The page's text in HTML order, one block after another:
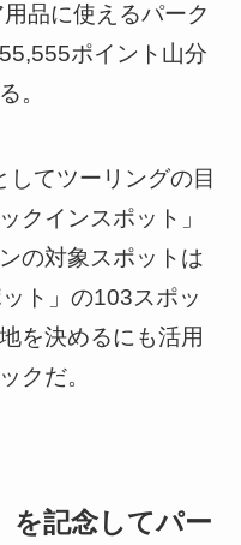
品に使えるパーク
ポイント山分
。
てツーリングの目
クインスポット」
の対象スポットは
ト」の103スポッ
を決めるにも活用
クだ。
を記念してパー